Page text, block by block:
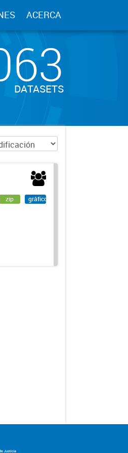
ACERCA
DATASETS
zip gráfico